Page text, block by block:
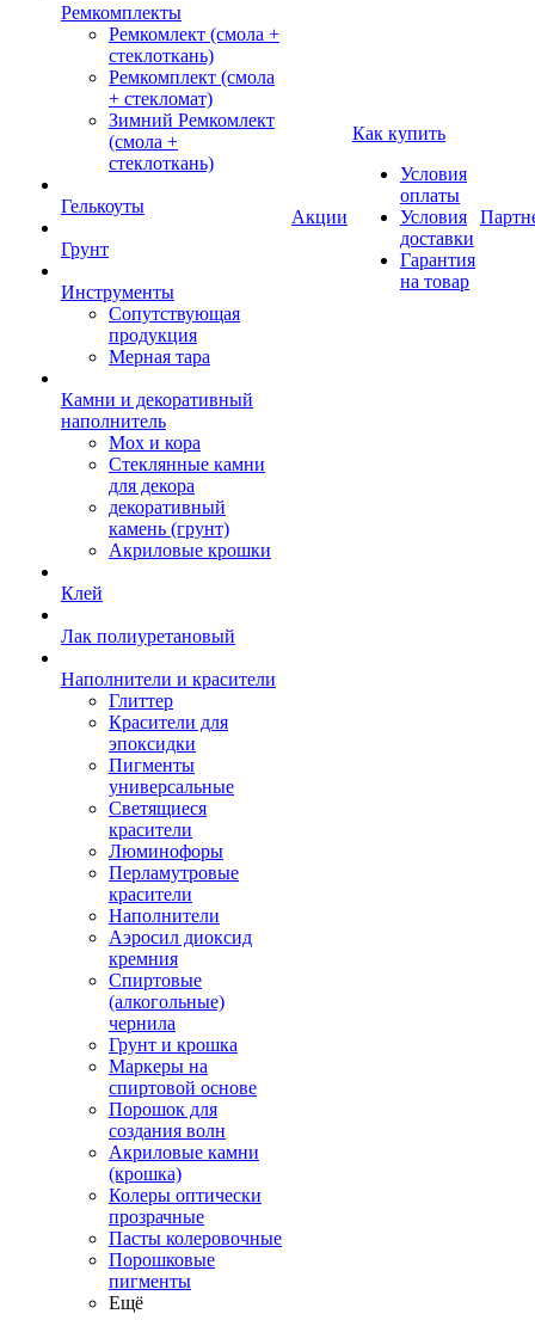
Ремкомплекты
Ремкомлект (смола +
стеклоткань)
Ремкомплект (смола
+ стекломат)
Зимний Ремкомлект
(смола +
стеклоткань)
Гелькоуты
Грунт
Инструменты
Сопутствующая
продукция
Мерная тара
Камни и декоративный
наполнитель
Мох и кора
Стеклянные камни
для декора
декоративный
камень (грунт)
Акриловые крошки
Клей
Лак полиуретановый
Наполнители и красители
Глиттер
Красители для
эпоксидки
Пигменты
универсальные
Светящиеся
красители
Люминофоры
Перламутровые
красители
Наполнители
Аэросил диоксид
кремния
Спиртовые
(алкогольные)
чернила
Грунт и крошка
Маркеры на
спиртовой основе
Порошок для
создания волн
Акриловые камни
(крошка)
Колеры оптически
прозрачные
Пасты колеровочные
Порошковые
пигменты
Ещё
Акции
Как купить
Условия
оплаты
Условия
доставки
Гарантия
на товар